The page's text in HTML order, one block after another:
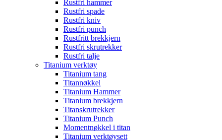
Rustfri hammer
Rustfri spade
Rustfri kniv
Rustfri punch
Rustfritt brekkjern
Rustfri skrutrekker
Rustfri talje
Titanium verktøy
Titanium tang
Titannøkkel
Titanium Hammer
Titanium brekkjern
Titanskrutrekker
Titanium Punch
Momentnøkkel i titan
Titanium verktøysett